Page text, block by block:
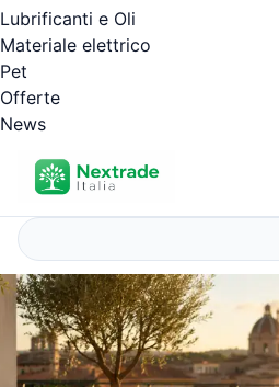
Lubrificanti e Oli
Materiale elettrico
Pet
Offerte
News